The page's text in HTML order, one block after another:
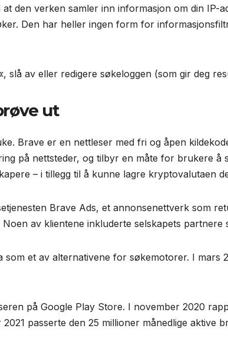
den verken samler inn informasjon om din IP-
Den har heller ingen form for
slå av eller redigere søkeloggen (som gir deg
ut
Brave er en nettleser med fri og åpen
på nettsteder, og tilbyr en måte for brukere å
– i tillegg til å kunne lagre kryptovalutaen
Brave Ads, et annonsenettverk som
av klientene inkluderte selskapets
som et av alternativene for søkemotorer. I mars
på Google Play Store. I november 2020
passerte den 25 millioner månedlige aktive